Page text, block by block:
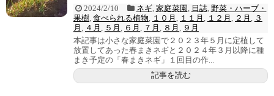
2024/2/10 ネギ, 家庭菜園 日誌, 野菜・ハーブ・
果樹 食べられる植物 １０月 １１月 １２月 ２月
３
月
４月 ５月 ６月 ７月 ８月
９月
本記事は小さな家庭菜園で２０２３年５月に定植して
放置してあった春まきネギと２０２４年３月以降に種
まき予定の「春まきネギ」１回目の作...
記事を読む